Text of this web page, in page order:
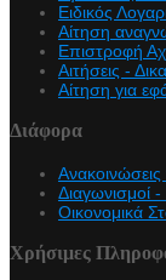
Eιδικός
Αίτηση
Επιστροφή
Αιτήσεις -
Αίτηση για
Διάφορα
Ανακοινώσεις
Διαγωνισμοί
Οικονομικά
Χρήσιμες